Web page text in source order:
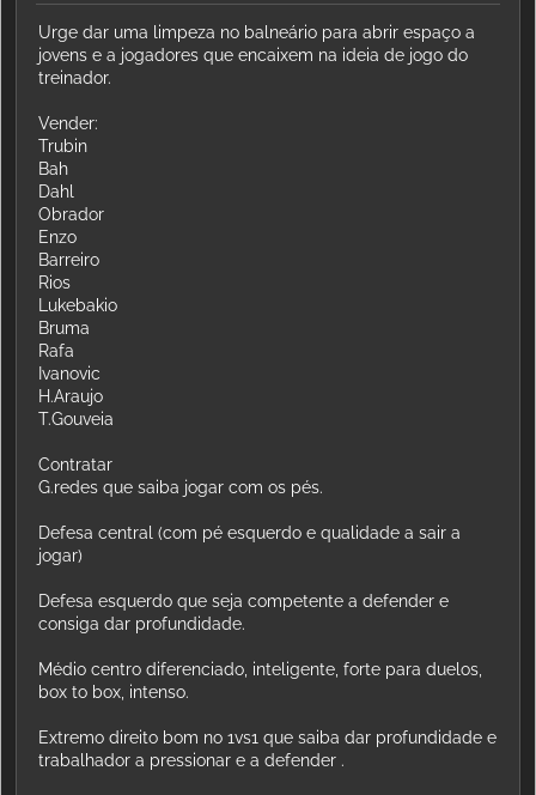
Urge dar uma limpeza no balneário para abrir espaço a
jovens e a jogadores que encaixem na ideia de jogo do
treinador.
Vender:
Trubin
Bah
Dahl
Obrador
Enzo
Barreiro
Rios
Lukebakio
Bruma
Rafa
Ivanovic
H.Araujo
T.Gouveia
Contratar
G.redes que saiba jogar com os pés.
Defesa central (com pé esquerdo e qualidade a sair a
jogar)
Defesa esquerdo que seja competente a defender e
consiga dar profundidade.
Médio centro diferenciado, inteligente, forte para duelos,
box to box, intenso.
Extremo direito bom no 1vs1 que saiba dar profundidade e
trabalhador a pressionar e a defender .